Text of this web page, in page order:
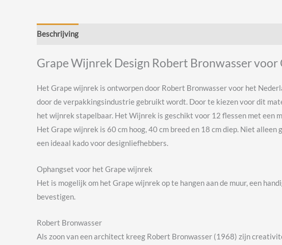
Beschrijving
Grape Wijnrek Design Robert Bronwasser voor
Het Grape wijnrek is ontworpen door Robert Bronwasser voor het
door de verpakkingsindustrie gebruikt wordt. Door te kiezen voor dit
het wijnrek stapelbaar. Het Wijnrek is geschikt voor 12 flessen met een
Het Grape wijnrek is 60 cm hoog, 40 cm breed en 18 cm diep. Niet
een ideaal kado voor designliefhebbers.
Ophangset voor het Grape wijnrek
Het is mogelijk om het Grape wijnrek op te hangen aan de muur, een
bevestigen.
Robert Bronwasser
Als zoon van een architect kreeg Robert Bronwasser (1968) zijn